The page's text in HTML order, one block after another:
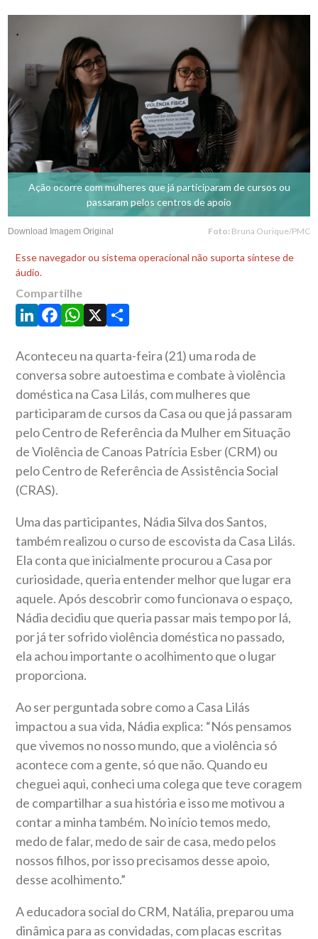
Ação ocorre com mulheres que já participaram de cursos ou
passaram pelos centros de apoio
Download Imagem Original Foto: Bruna Ourique/PMC
Esse navegador ou sistema operacional não suporta síntese de
áudio.
Compartilhe
LinkedIn
Facebook
WhatsApp
X Share
Aconteceu na quarta-feira (21) uma roda de
conversa sobre autoestima e combate à violência
doméstica na Casa Lilás, com mulheres que
participaram de cursos da Casa ou que já passaram
pelo Centro de Referência da Mulher em Situação
de Violência de Canoas Patrícia Esber (CRM) ou
pelo Centro de Referência de Assistência Social
(CRAS).
Uma das participantes, Nádia Silva dos Santos,
também realizou o curso de escovista da Casa Lilás.
Ela conta que inicialmente procurou a Casa por
curiosidade, queria entender melhor que lugar era
aquele. Após descobrir como funcionava o espaço,
Nádia decidiu que queria passar mais tempo por lá,
por já ter sofrido violência doméstica no passado,
ela achou importante o acolhimento que o lugar
proporciona.
Ao ser perguntada sobre como a Casa Lilás
impactou a sua vida, Nádia explica: “Nós pensamos
que vivemos no nosso mundo, que a violência só
acontece com a gente, só que não. Quando eu
cheguei aqui, conheci uma colega que teve coragem
de compartilhar a sua história e isso me motivou a
contar a minha também. No início temos medo,
medo de falar, medo de sair de casa, medo pelos
nossos filhos, por isso precisamos desse apoio,
desse acolhimento.”
A educadora social do CRM, Natália, preparou uma
dinâmica para as convidadas, com placas escritas